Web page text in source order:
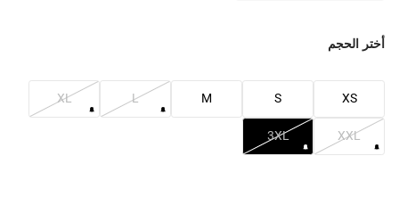
أختر الحجم
XS
S
M
L
XL
XXL
3XL